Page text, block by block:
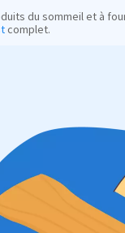
du sommeil et à
complet.